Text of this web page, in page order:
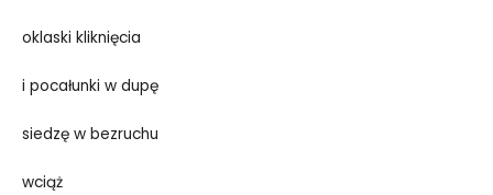
oklaski kliknięcia
i pocałunki w dupę
siedzę w bezruchu
wciąż